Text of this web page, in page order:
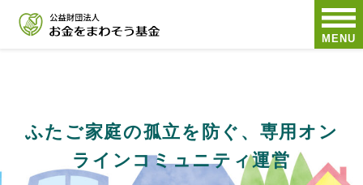
MENU
ふたご家庭の孤立を防ぐ、専用オン
ラインコミュニティ運営